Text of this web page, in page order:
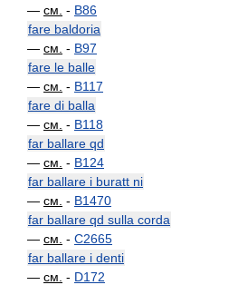
— см. - B86
fare baldoria
— см. - B97
fare le balle
— см. - B117
fare di balla
— см. - B118
far ballare qd
— см. - B124
far ballare i buratt ni
— см. - B1470
far ballare qd sulla corda
— см. - C2665
far ballare i denti
— см. - D172